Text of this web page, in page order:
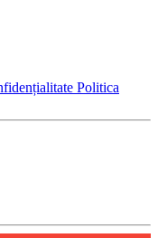
Politica